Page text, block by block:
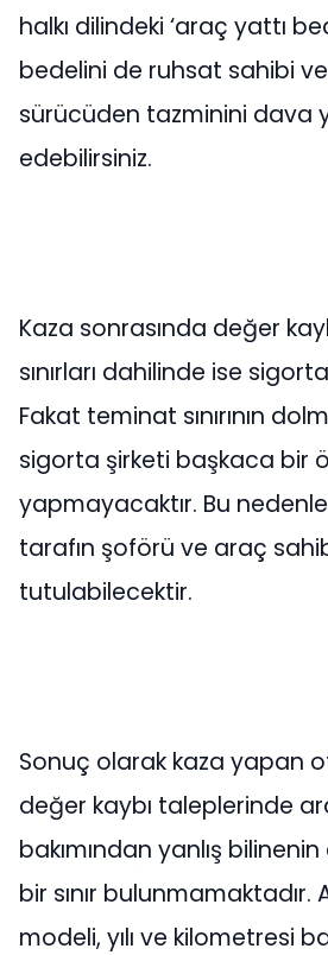
halkı dilindeki ‘araç yattı
bedelini de ruhsat sahibi
sürücüden tazminini dava
edebilirsiniz.
Kaza sonrasında değer
sınırları dahilinde ise
Fakat teminat sınırının
sigorta şirketi başkaca bir
yapmayacaktır. Bu
tarafın şoförü ve araç
tutulabilecektir.
Sonuç olarak kaza yapan
değer kaybı taleplerinde
bakımından yanlış
bir sınır bulunmamaktadır.
modeli, yılı ve kilometresi